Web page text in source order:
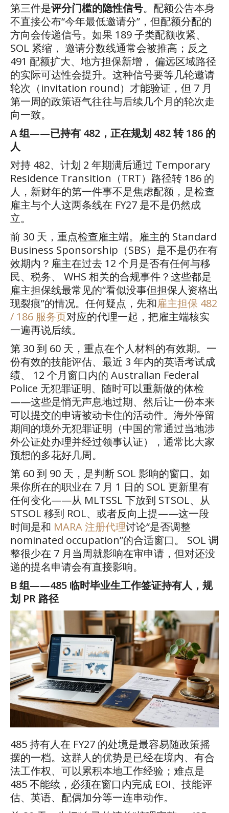
第三件是评分门槛的隐性信号。配额公告本身
不直接公布“今年最低邀请分” ，但配额分配的
方向会传递信号。如果 189子类配额收紧、
SOL 紧缩， 邀请分数线通常会被推高；反之
491 配额扩大、地方担保新增， 偏远区域路径
的实际可达性会提升。这种信号要等几轮邀请
轮次（invitation round）才能验证，但 7 月
第一周的政策语气往往与后续几个月的轮次走
向一致。
A组——已持有 482 ，正在规划 482转186 的
人
对持 482、计划 2 年期满后通过 Temporary
Residence Transition （TRT）路径转 186 的
人，新财年的第一件事不是焦虑配额，是检查
雇主与个人这两条线在 FY27 是不是仍然成
立。
前 30 天，重点检查雇主端。雇主的 Standard
Business Sponsorship （SBS）是不是仍在有
效期内？雇主在过去 12 个月是否有任何与移
民、税务、
WHS 相关的合规事件？这些都是
雇主担保线最常见的“看似没事但担保人资格出
现裂痕”的情况。任何疑点，先和雇主担保 482
/ 186 服务页对应的代理一起，把雇主端核实
一遍再说后续。
第 30到 60 天，重点在个人材料的有效期。一
份有效的技能评估、最近 3 年内的英语考试成
绩、
12 个月窗口内的 Australian Federal
Police 无犯罪证明、随时可以重新做的体检
——这些是悄无声息地过期、然后让一份本来
可以提交的申请被动卡住的活动件。海外停留
期间的境外无犯罪证明（中国的常通过当地涉
外公证处办理并经过领事认证），通常比大家
预想的多花好几周。
第 60到 90 天，是判断 SOL 影响的窗口。如
果你所在的职业在 7 月 1 日的 SOL 更新里有
任何变化——从 MLTSSL 下放到 STSOL、从
STSOL 移到 ROL、或者反向上提——这一段
时间是和 MARA注册代理讨论“是否调整
nominated occupation”的合适窗口。 SOL 调
整很少在 7 月当周就影响在审申请，但对还没
递的提名申请会有直接影响。
B组——485 临时毕业生工作签证持有人，规
划 PR 路径
485持有人在 FY27 的处境是最容易随政策摇
摆的一档。这群人的优势是已经在境内、有合
法工作权、可以累积本地工作经验；难点是
485不能续，必须在窗口内完成 EOI、技能评
估、英语、配偶加分等一连串动作。